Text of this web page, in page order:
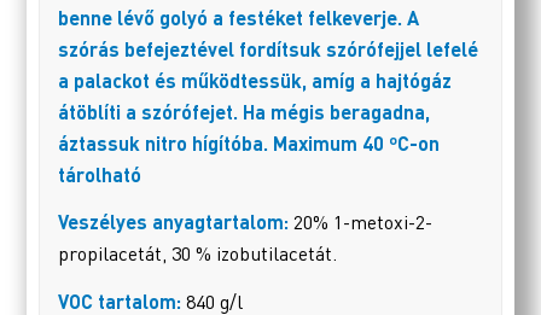
benne lévő golyó a festéket felkeverje. A
szórás befejeztével fordítsuk szórófejjel lefelé
a palackot és működtessük, amíg a hajtógáz
átöblíti a szórófejet. Ha mégis beragadna,
áztassuk nitro hígítóba. Maximum 40 ºC-on
tárolható
Veszélyes anyagtartalom: 20% 1-metoxi-2-
propilacetát, 30 % izobutilacetát.
VOC tartalom:840 g/l